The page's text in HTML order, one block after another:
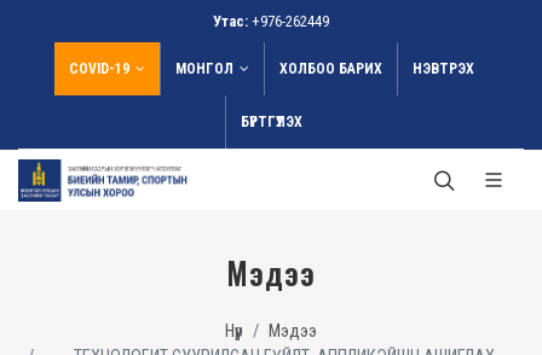
Утас: +976-262449
COVID-19 МОНГОЛ ХОЛБОО БАРИХ НЭВТРЭХ
БҮРТГҮҮЛЭХ
Мэдээ
Нүүр
Мэдээ